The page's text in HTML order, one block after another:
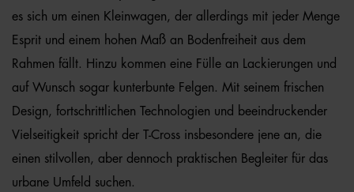
es sich um einen Kleinwagen, der allerdings mit jeder Menge
Esprit und einem hohen Maß an Bodenfreiheit aus dem
Rahmen fällt. Hinzu kommen eine Fülle an Lackierungen und
auf Wunsch sogar kunterbunte Felgen. Mit seinem frischen
Design, fortschrittlichen Technologien und beeindruckender
Vielseitigkeit spricht der T-Cross insbesondere jene an, die
einen stilvollen, aber dennoch praktischen Begleiter für das
urbane Umfeld suchen.